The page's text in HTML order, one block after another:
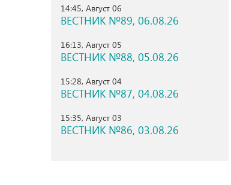
14:45, Август 06
ВЕСТНИК №89, 06.08.26
16:13, Август 05
ВЕСТНИК №88, 05.08.26
15:28, Август 04
ВЕСТНИК №87, 04.08.26
15:35, Август 03
ВЕСТНИК №86, 03.08.26